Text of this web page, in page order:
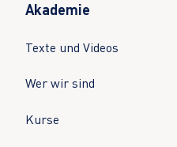
Akademie
Texte und Videos
Wer wir sind
Kurse